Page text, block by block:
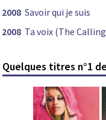
2008 Savoir qui je suis
2008 Ta voix (The
Quelques titres n°1